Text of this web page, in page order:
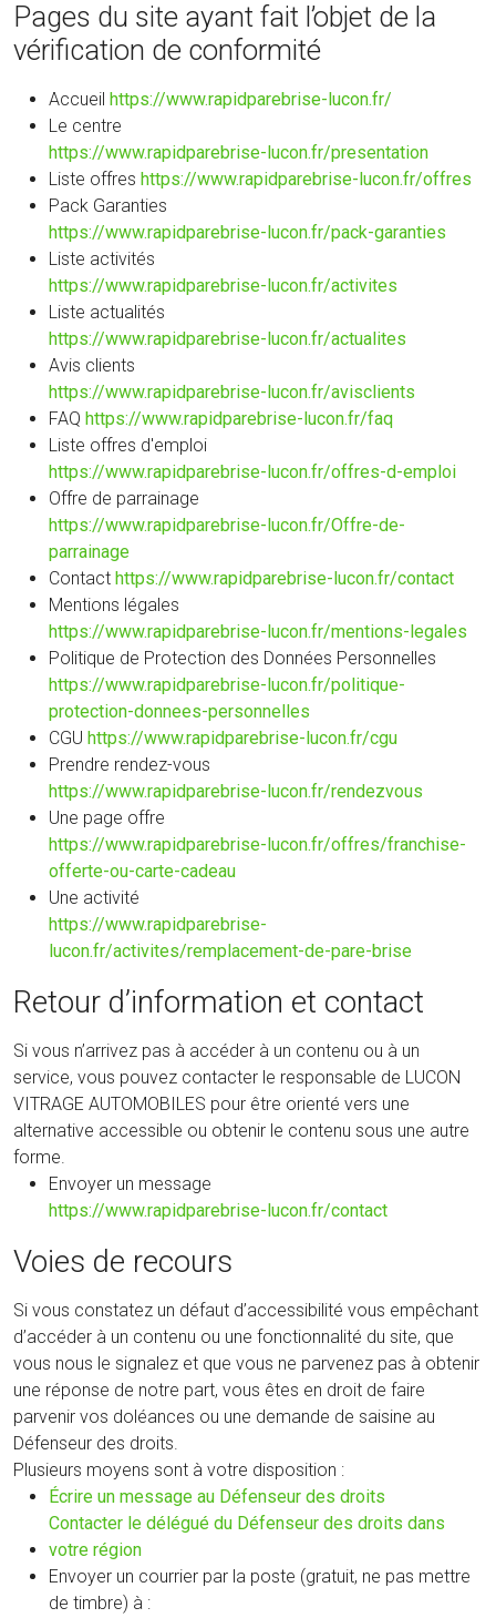
Pages du site ayant fait l’objet de la
vérification de conformité
Accueil https://www.rapidparebrise-lucon.fr/
Le centre
https://www.rapidparebrise-lucon.fr/presentation
Liste offres https://www.rapidparebrise-lucon.fr/offres
Pack Garanties
https://www.rapidparebrise-lucon.fr/pack-garanties
Liste activités
https://www.rapidparebrise-lucon.fr/activites
Liste actualités
https://www.rapidparebrise-lucon.fr/actualites
Avis clients
https://www.rapidparebrise-lucon.fr/avisclients
FAQ https://www.rapidparebrise-lucon.fr/faq
Liste offres d'emploi
https://www.rapidparebrise-lucon.fr/offres-d-emploi
Offre de parrainage
https://www.rapidparebrise-lucon.fr/Offre-de-
parrainage
Contact https://www.rapidparebrise-lucon.fr/contact
Mentions légales
https://www.rapidparebrise-lucon.fr/mentions-legales
Politique de Protection des Données Personnelles
https://www.rapidparebrise-lucon.fr/politique-
protection-donnees-personnelles
CGU https://www.rapidparebrise-lucon.fr/cgu
Prendre rendez-vous
https://www.rapidparebrise-lucon.fr/rendezvous
Une page offre
https://www.rapidparebrise-lucon.fr/offres/franchise-
offerte-ou-carte-cadeau
Une activité
https://www.rapidparebrise-
lucon.fr/activites/remplacement-de-pare-brise
Retour d’information et contact
Si vous n’arrivez pas à accéder à un contenu ou à un
service, vous pouvez contacter le responsable de LUCON
VITRAGE AUTOMOBILES pour être orienté vers une
alternative accessible ou obtenir le contenu sous une autre
forme.
Envoyer un message
https://www.rapidparebrise-lucon.fr/contact
Voies de recours
Si vous constatez un défaut d’accessibilité vous empêchant
d’accéder à un contenu ou une fonctionnalité du site, que
vous nous le signalez et que vous ne parvenez pas à obtenir
une réponse de notre part, vous êtes en droit de faire
parvenir vos doléances ou une demande de saisine au
Défenseur des droits.
Plusieurs moyens sont à votre disposition :
Écrire un message au Défenseur des droits
fenêtre)
Contacter le délégué du Défenseur des droits dans
votre région(nouvelle
fenêtre)
Envoyer un courrier par la poste (gratuit, ne pas mettre
de timbre) à :